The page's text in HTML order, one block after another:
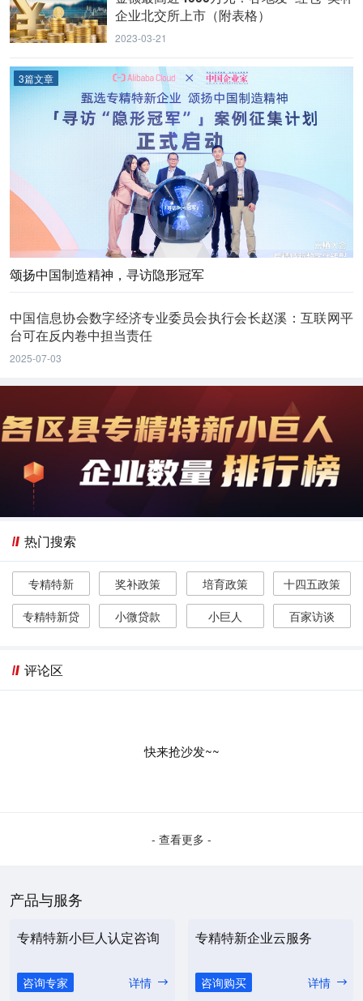
企业北交所上市（附表格）
2023-03-21
3篇文章
颂扬中国制造精神，寻访隐形冠军
中国信息协会数字经济专业委员会执行会长赵溪：互联网平
台可在反内卷中担当责任
2025-07-03
热门搜索
专精特新 奖补政策 培育政策
十四五政策
专精特新贷
小微贷款 小巨人 百家访谈
评论区
快来抢沙发~~
- 查看更多 -
产品与服务
专精特新小巨人认定咨询
咨询专家 详情
专精特新企业云服务
咨询购买 详情